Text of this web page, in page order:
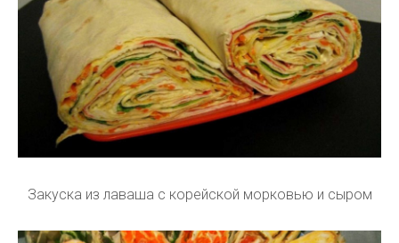
Закуска из лаваша с корейской морковью и сыром